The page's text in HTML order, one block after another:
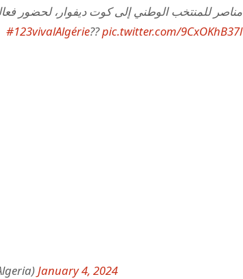
مناصر للمنتخب الوطني إلى كوت ديفوار، لحضور
#123vivalAlgérie??pic.twitter.com/9CxOKhB37l
January 4, 2024